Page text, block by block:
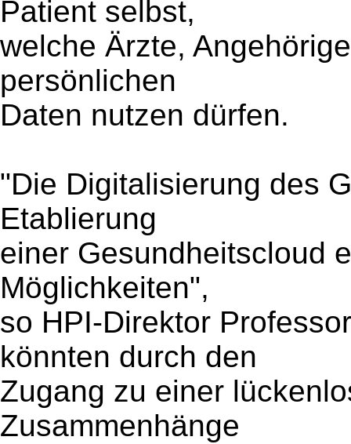
Patient selbst,
welche Ärzte,
persönlichen
Daten nutzen dürfen.
"Die Digitalisierung des
Etablierung
einer Gesundheitscloud
Möglichkeiten",
so HPI-Direktor
könnten durch den
Zugang zu einer
Zusammenhänge